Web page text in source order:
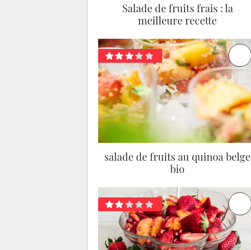
Salade de fruits frais : la
meilleure recette
salade de fruits au quinoa belge
bio